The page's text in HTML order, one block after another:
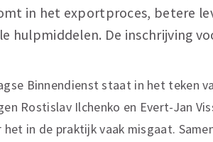
in het exportproces, betere
hulpmiddelen. De inschrijving
Binnendienst staat in het teken
Rostislav Ilchenko en Evert-Jan
in de praktijk vaak misgaat.